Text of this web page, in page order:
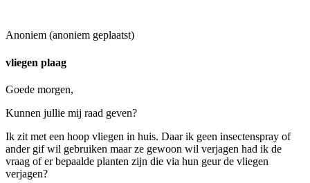
Anoniem (anoniem geplaatst)
vliegen plaag
Goede morgen,
Kunnen jullie mij raad geven?
Ik zit met een hoop vliegen in huis. Daar ik geen insectenspray of
ander gif wil gebruiken maar ze gewoon wil verjagen had ik de
vraag of er bepaalde planten zijn die via hun geur de vliegen
verjagen?